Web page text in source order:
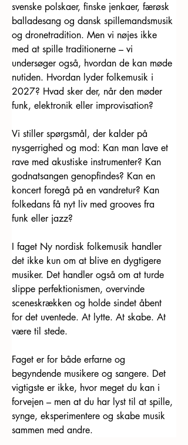
svenske polskaer, finske jenkaer, færøsk
balladesang og dansk spillemandsmusik
og dronetradition. Men vi nøjes ikke
med at spille traditionerne – vi
undersøger også, hvordan de kan møde
nutiden. Hvordan lyder folkemusik i
2027? Hvad sker der, når den møder
funk, elektronik eller improvisation?
Vi stiller spørgsmål, der kalder på
nysgerrighed og mod: Kan man lave et
rave med akustiske instrumenter? Kan
godnatsangen genopfindes? Kan en
koncert foregå på en vandretur? Kan
folkedans få nyt liv med grooves fra
funk eller jazz?
I faget Ny nordisk folkemusik handler
det ikke kun om at blive en dygtigere
musiker. Det handler også om at turde
slippe perfektionismen, overvinde
sceneskrækken og holde sindet åbent
for det uventede. At lytte. At skabe. At
være til stede.
Faget er for både erfarne og
begyndende musikere og sangere. Det
vigtigste er ikke, hvor meget du kan i
forvejen – men at du har lyst til at spille,
synge, eksperimentere og skabe musik
sammen med andre.